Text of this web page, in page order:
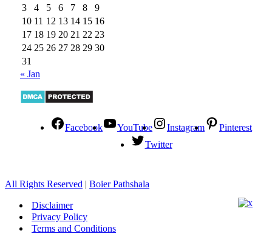
3
4 5 6 7 8
9
10 11 12 13 14 15 16
17 18 19 20 21 22 23
24 25 26 27 28 29 30
31
« Jan
Facebook YouTube Instagram
Pinterest
Twitter
All Rights Reserved | Boier Pathshala
Disclaimer
Privacy Policy
Terms and Conditions